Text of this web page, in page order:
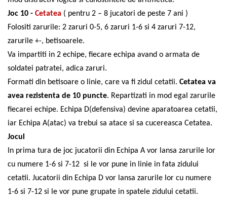
Joc 10 - Cetatea ( pentru 2 – 8 jucatori de peste 7 ani )
Folositi zarurile: 2 zaruri 0-5, 6 zaruri 1-6 si 4 zaruri 7-12,
zarurile +-, betisoarele.
Va impartiti in 2 echipe, fiecare echipa avand o armata de
soldatei patratei, adica zaruri.
Formati din betisoare o linie, care va fi zidul cetatii. Cetatea va
avea rezistenta de 10 puncte. Repartizati in mod egal zarurile
fiecarei echipe. Echipa D(defensiva) devine aparatoarea cetatii,
iar Echipa A(atac) va trebui sa atace si sa cucereasca Cetatea.
Jocul
In prima tura de joc jucatorii din Echipa A vor lansa zarurile lor
cu numere 1-6 si 7-12 si le vor pune in linie in fata zidului
cetatii. Jucatorii din Echipa D vor lansa zarurile lor cu numere
1-6 si 7-12 si le vor pune grupate in spatele zidului cetatii.